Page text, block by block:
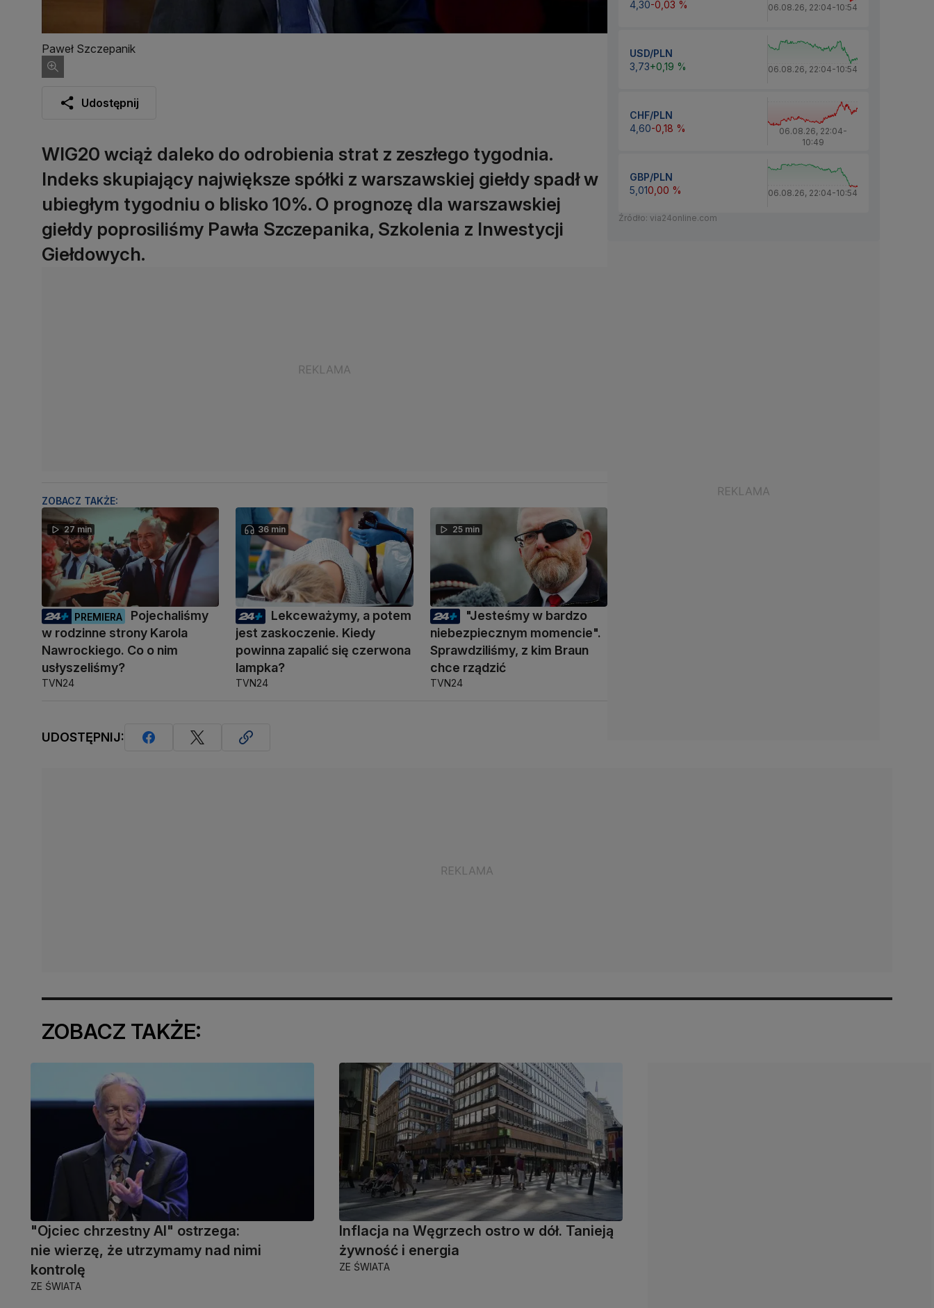
Paweł Szczepanik
Udostępnij
WIG20 wciąż daleko do odrobienia strat z zeszłego tygodnia.
Indeks skupiający największe spółki z warszawskiej giełdy spadł w
ubiegłym tygodniu o blisko 10%. O prognozę dla warszawskiej
giełdy poprosiliśmy Pawła Szczepanika, Szkolenia z Inwestycji
Giełdowych.
ZOBACZ TAKŻE:
27 min
PREMIERA
Pojechaliśmy
w rodzinne strony Karola
Nawrockiego. Co o nim
usłyszeliśmy?
TVN24
36 min
Lekceważymy, a potem
jest zaskoczenie. Kiedy
powinna zapalić się czerwona
lampka?
TVN24
25 min
"Jesteśmy w bardzo
niebezpiecznym momencie".
Sprawdziliśmy, z kim Braun
chce rządzić
TVN24
UDOSTĘPNIJ:
4,30-0,03 % 06.08.26, 22:04-10:54
USD/PLN
3,73+0,19 % 06.08.26, 22:04-10:54
CHF/PLN
4,60-0,18 % 06.08.26, 22:04-
10:49
GBP/PLN
5,010,00 % 06.08.26, 22:04-10:54
Źródło: via24online.com
ZOBACZ TAKŻE:
"Ojciec chrzestny AI" ostrzega:
nie wierzę, że utrzymamy nad nimi
kontrolę
ZE ŚWIATA
Inflacja na Węgrzech ostro w dół. Tanieją
żywność i energia
ZE ŚWIATA